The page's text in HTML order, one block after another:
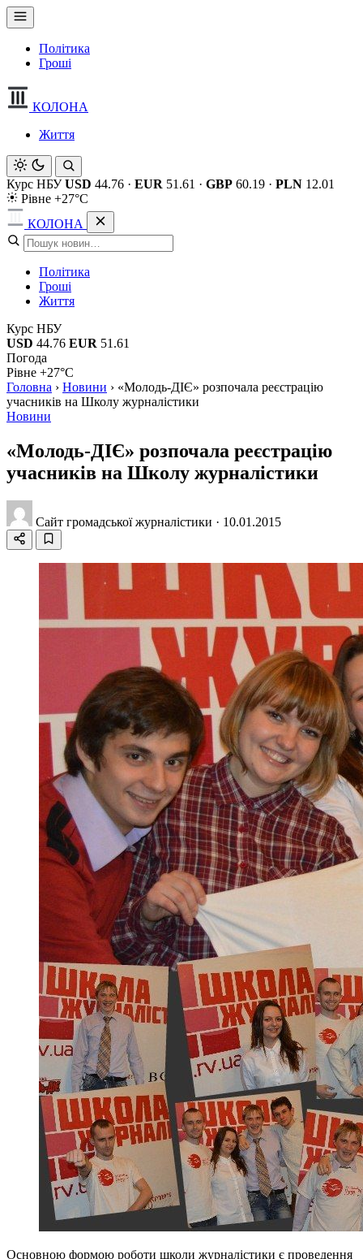
Політика
Гроші
КОЛОНА
Життя
Курс НБУ USD 44.76 · EUR 51.61 · GBP 60.19 · PLN 12.01
Рівне +27°C
КОЛОНА
Політика
Гроші
Життя
Курс НБУ
USD 44.76 EUR 51.61
Погода
Рівне +27°C
Головна › Новини › «Молодь-ДІЄ» розпочала реєстрацію
учасників на Школу журналістики
Новини
«Молодь-ДІЄ» розпочала реєстрацію
учасників на Школу журналістики
Сайт громадської журналістики · 10.01.2015
Основною формою роботи школи журналістики є проведення